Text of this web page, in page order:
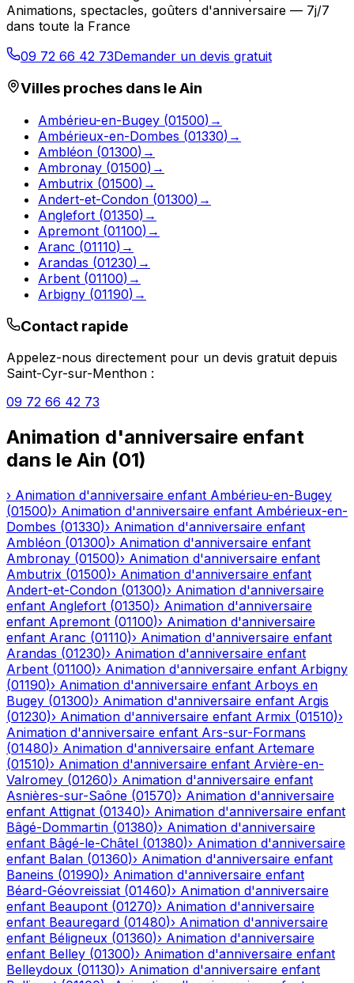
Animations, spectacles, goûters d'anniversaire — 7j/7
dans toute la France
09 72 66 42 73Demander un devis gratuit
Villes proches dans leAin
Ambérieu-en-Bugey (01500) →
Ambérieux-en-Dombes (01330) →
Ambléon (01300) →
Ambronay (01500) →
Ambutrix (01500) →
Andert-et-Condon (01300) →
Anglefort (01350) →
Apremont (01100) →
Aranc (01110) →
Arandas (01230) →
Arbent (01100) →
Arbigny (01190) →
Contact rapide
Appelez-nous directement pour un devis gratuit depuis
Saint-Cyr-sur-Menthon :
09 72 66 42 73
Animation d'anniversaire enfant
dans le Ain (01)
› Animation d'anniversaire enfant Ambérieu-en-Bugey
(01500)› Animation d'anniversaire enfant Ambérieux-en-
Dombes (01330)› Animation d'anniversaire enfant
Ambléon (01300)› Animation d'anniversaire enfant
Ambronay (01500)› Animation d'anniversaire enfant
Ambutrix (01500)› Animation d'anniversaire enfant
Andert-et-Condon (01300)› Animation d'anniversaire
enfant Anglefort (01350)› Animation d'anniversaire
enfant Apremont (01100)› Animation d'anniversaire
enfant Aranc (01110)› Animation d'anniversaire enfant
Arandas (01230)› Animation d'anniversaire enfant
Arbent (01100)› Animation d'anniversaire enfant Arbigny
(01190)› Animation d'anniversaire enfant Arboys en
Bugey (01300)› Animation d'anniversaire enfant Argis
(01230)› Animation d'anniversaire enfant Armix (01510)›
Animation d'anniversaire enfant Ars-sur-Formans
(01480)› Animation d'anniversaire enfant Artemare
(01510)› Animation d'anniversaire enfant Arvière-en-
Valromey (01260)› Animation d'anniversaire enfant
Asnières-sur-Saône (01570)› Animation d'anniversaire
enfant Attignat (01340)› Animation d'anniversaire enfant
Bâgé-Dommartin (01380)› Animation d'anniversaire
enfant Bâgé-le-Châtel (01380)› Animation d'anniversaire
enfant Balan (01360)› Animation d'anniversaire enfant
Baneins (01990)› Animation d'anniversaire enfant
Béard-Géovreissiat (01460)› Animation d'anniversaire
enfant Beaupont (01270)› Animation d'anniversaire
enfant Beauregard (01480)› Animation d'anniversaire
enfant Béligneux (01360)› Animation d'anniversaire
enfant Belley (01300)› Animation d'anniversaire enfant
Belleydoux (01130)› Animation d'anniversaire enfant